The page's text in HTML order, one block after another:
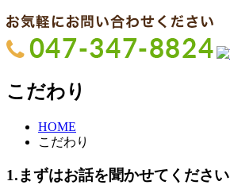
こだわり
HOME
こだわり
1.まずはお話を聞かせてください